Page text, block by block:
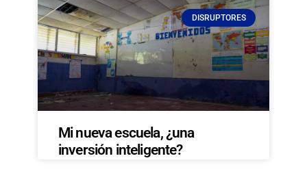
DISRUPTORES
Mi nueva escuela, ¿una
inversión inteligente?